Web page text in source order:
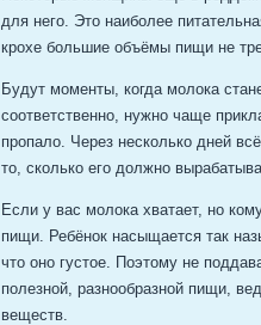
для него. Это наиболее
крохе большие объёмы пищи не
Будут моменты, когда молока
соответственно, нужно чаще
пропало. Через несколько дней
то, сколько его должно
Если у вас молока хватает, но
пищи. Ребёнок насыщается так
что оно густое. Поэтому не
полезной, разнообразной пищи,
веществ.